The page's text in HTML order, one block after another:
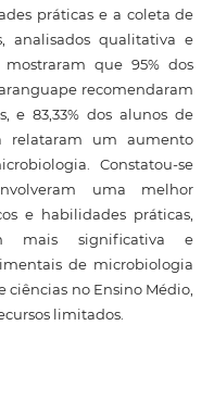
práticas e a coleta de
analisados qualitativa e
que 95% dos
recomendaram
e 83,33% dos alunos de
relataram um aumento
Constatou-se
uma melhor
e habilidades práticas,
mais significativa e
de microbiologia
ciências no Ensino Médio,
limitados.